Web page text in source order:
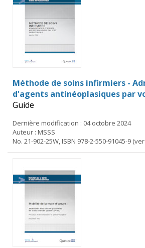
Méthode de soins infirmiers -
d'agents antinéoplasiques par
Guide
Dernière modification : 04 octobre 2024
Auteur : MSSS
No. 21-902-25W, ISBN 978-2-550-91045-9